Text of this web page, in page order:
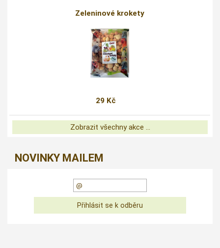
Zeleninové krokety
29 Kč
Zobrazit všechny akce ...
NOVINKY MAILEM